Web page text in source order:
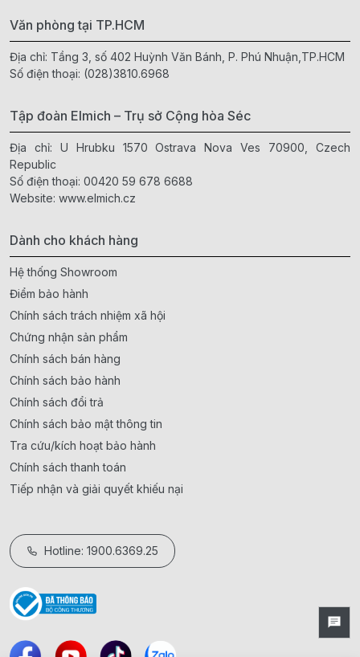
Văn phòng tại TP.HCM
Địa chỉ: Tầng 3, số 402 Huỳnh Văn Bánh, P. Phú Nhuận,TP.HCM
Số điện thoại: (028)3810.6968
Tập đoàn Elmich – Trụ sở Cộng hòa Séc
Địa chỉ: U Hrubku 1570 Ostrava Nova Ves 70900, Czech
Republic
Số điện thoại: 00420 59 678 6688
Website: www.elmich.cz
Dành cho khách hàng
Hệ thống Showroom
Điểm bảo hành
Chính sách trách nhiệm xã hội
Chứng nhận sản phẩm
Chính sách bán hàng
Chính sách bảo hành
Chính sách đổi trả
Chính sách bảo mật thông tin
Tra cứu/kích hoạt bảo hành
Chính sách thanh toán
Tiếp nhận và giải quyết khiếu nại
Hotline: 1900.6369.25